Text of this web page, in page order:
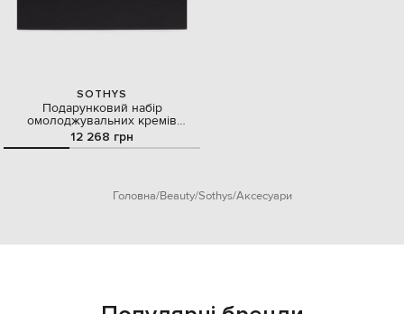
SOTHYS
Подарунковий набір
омолоджувальних кремів
SECRETS для обличчя 50 мл та
контуру очей і губ 15 мл
12 268 грн
Головна Beauty Sothys Аксесуари